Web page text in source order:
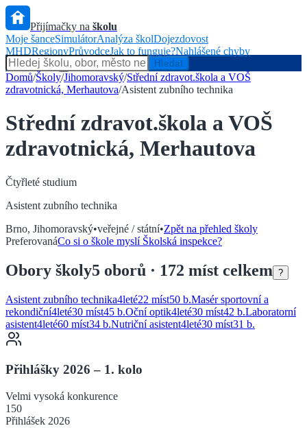
Přijímačky na školu
Moje šanceSimulátorAnalýza školDojezdovost
MHDRegionyPrůvodceJak to funguje?Nahlášené chyby
Hlídač státu
Hledat
Domů/Školy/Jihomoravský/Střední zdravot.škola a VOŠ
zdravotnická, Merhautova/Asistent zubního technika
Střední zdravot.škola a VOŠ
zdravotnická, Merhautova
Čtyřleté studium
Asistent zubního technika
Brno, Jihomoravský•veřejné / státní•Zpět na přehled školy
PreferovanáCo si o škole myslí Školská inspekce?
Obory školy5 oborů · 172 míst celkem ?
Asistent zubního technika4leté22 míst50 b.Masér sportovní a
rekondiční4leté30 míst45 b.Oční optik4leté30 míst42 b.Laboratorní
asistent4leté60 míst34 b.Nutriční asistent4leté30 míst31 b.
Přihlášky 2026 – 1. kolo
Velmi vysoká konkurence
150
Přihlášek 2026